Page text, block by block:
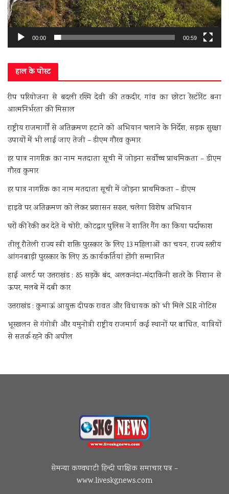
00:00 00:59
हाल के पोस्ट
रीप परियोजना से बदली रश्मि देवी की तकदीर, गांव का छोटा रेस्टोरेंट बना
आत्मनिर्भरता की मिसाल
राष्ट्रीय राजमार्गों से अतिक्रमण हटाने को अभियान चलाने के निर्देश, सड़क सुरक्षा
उपायों में भी लाई जाए तेजी – डीएम गौरव कुमार
हर पात्र नागरिक का नाम मतदाता सूची में जोड़ना सर्वोच्च प्राथमिकता – डीएम
गौरव कुमार
हर पात्र नागरिक का नाम मतदाता सूची में जोड़ना प्राथमिकता – डीएम
हाइवे पर अतिक्रमण को लेकर प्रशासन सख्त, चलेगा विशेष अभियान
घरों की रेकी कर देते थे चोरी, कोटद्वार पुलिस ने शातिर गैंग का किया पर्दाफाश
तीलू रौतेली राज्य स्त्री शक्ति पुरस्कार के लिए 13 महिलाओं का चयन, राज्य स्तरीय
आंगनबाड़ी पुरस्कार के लिए 35 कार्यकर्तियां होंगी सम्मानित
हाई अलर्ट पर उत्तराखंड : 85 सड़कें बंद, अलकनंदा-मंदाकिनी खतरे के निशान से
ऊपर, मलबे में दबी कार
उत्तराखंड : कुमाऊं आयुक्त दीपक रावत और विधायक को भी मिले SIR नोटिस
भूस्खलन से गंगोत्री और यमुनोत्री राष्ट्रीय राजमार्ग कई स्थानों पर बाधित, यात्रियों
से सतर्क रहने की अपील
सेमन्या कण्वघाटी हिन्दी पाक्षिक समाचार पत्र –
www.liveskgnews.com